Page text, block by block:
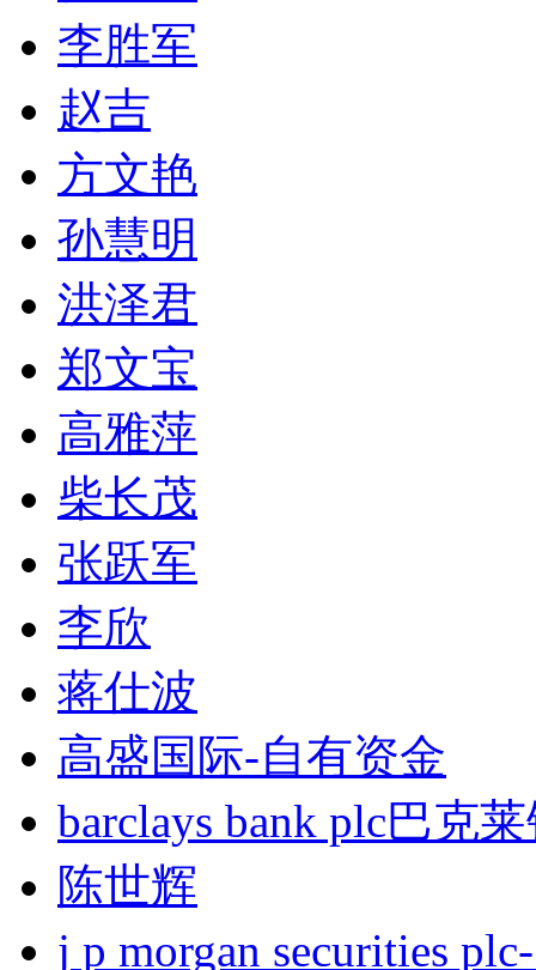
李胜军
赵吉
方文艳
孙慧明
洪泽君
郑文宝
高雅萍
柴长茂
张跃军
李欣
蒋仕波
高盛国际-自有资金
barclays bank plc巴克
陈世辉
j p morgan securities